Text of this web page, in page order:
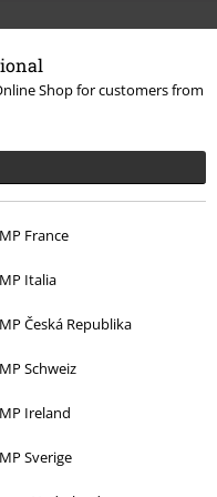
Shop for customers from
France
Italia
Česká Republika
Schweiz
Ireland
Sverige
& topy